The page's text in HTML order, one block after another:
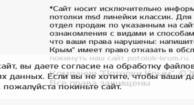
*Сайт носит исключительно
потолки msd линейки классик.
отдел продаж по указанным на
ознакомления с видами и
что ваши права нарушены:
Крым" имеет право отказать в
покинуть наш сайт potolok-
Компания "Потолки Крым".
Все права защищены
вы даете согласие на обработку
данных. Если вы не хотите, чтобы ваши
пожалуйста покиньте сайт.